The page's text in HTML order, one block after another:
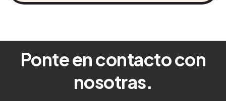
Ponte en contacto con
nosotras.